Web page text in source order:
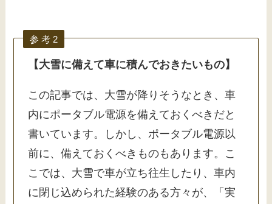
参 考 2
【大雪に備えて車に積んでおきたいもの】
この記事では、大雪が降りそうなとき、車
内にポータブル電源を備えておくべきだと
書いています。しかし、ポータブル電源以
前に、備えておくべきものもあります。こ
こでは、大雪で車が立ち往生したり、車内
に閉じ込められた経験のある方々が、「実